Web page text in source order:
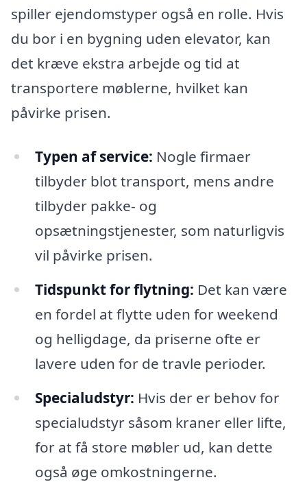
spiller ejendomstyper også en rolle. Hvis
du bor i en bygning uden elevator, kan
det kræve ekstra arbejde og tid at
transportere møblerne, hvilket kan
påvirke prisen.
Typen af service: Nogle firmaer
tilbyder blot transport, mens andre
tilbyder pakke- og
opsætningstjenester, som naturligvis
vil påvirke prisen.
Tidspunkt for flytning: Det kan være
en fordel at flytte uden for weekend
og helligdage, da priserne ofte er
lavere uden for de travle perioder.
Specialudstyr: Hvis der er behov for
specialudstyr såsom kraner eller lifte,
for at få store møbler ud, kan dette
også øge omkostningerne.